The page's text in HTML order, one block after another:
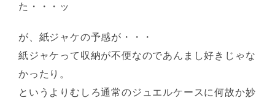
た・・・ッ
が、紙ジャケの予感が・・・
紙ジャケって収納が不便なのであんまし好きじゃな
かったり。
というよりむしろ通常のジュエルケースに何故か妙